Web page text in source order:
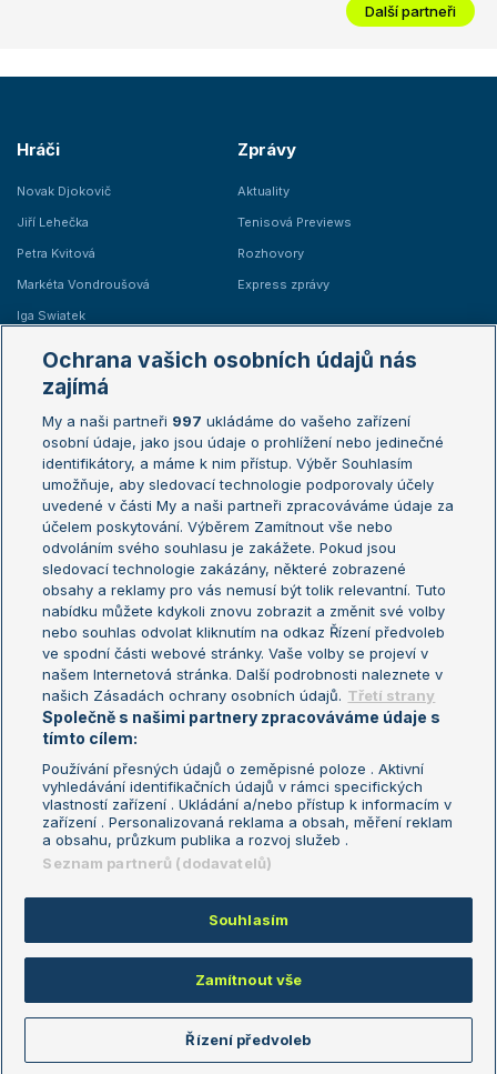
Další partneři
Hráči
Novak Djokovič
Jiří Lehečka
Petra Kvitová
Markéta Vondroušová
Iga Swiatek
Zprávy
Aktuality
Tenisová Previews
Rozhovory
Express zprávy
Žebříčky
Žebříček ATP (muži)
Žebříček WTA (ženy)
Sázkařský žebříček
Australian Open
French Open
Wimbledon
US Open
Turnaj mistrů
Turnaj mistryň
Aktualní trendy
Fotbalové přestupy
Livesport Daily
LS Prague Open
Podmínky užití
Nastavení soukromí
GDPR a žurnalistika
Reklama
Kontakt
Informace o zpracování osobních
údajů
Copyright © 2008-2026 TenisPortal.cz. Využíváme zpravodajství ČTK.
Ochrana vašich osobních údajů nás
zajímá
My a naši partneři 997 ukládáme do vašeho zařízení
osobní údaje, jako jsou údaje o prohlížení nebo jedinečné
identifikátory, a máme k nim přístup. Výběr Souhlasím
umožňuje, aby sledovací technologie podporovaly účely
uvedené v části My a naši partneři zpracováváme údaje za
účelem poskytování. Výběrem Zamítnout vše nebo
odvoláním svého souhlasu je zakážete. Pokud jsou
sledovací technologie zakázány, některé zobrazené
obsahy a reklamy pro vás nemusí být tolik relevantní. Tuto
nabídku můžete kdykoli znovu zobrazit a změnit své volby
nebo souhlas odvolat kliknutím na odkaz Řízení předvoleb
ve spodní části webové stránky. Vaše volby se projeví v
našem Internetová stránka. Další podrobnosti naleznete v
našich Zásadách ochrany osobních údajů. Třetí strany
Společně s našimi partnery zpracováváme údaje s
tímto cílem:
Používání přesných údajů o zeměpisné poloze . Aktivní
vyhledávání identifikačních údajů v rámci specifických
vlastností zařízení . Ukládání a/nebo přístup k informacím v
zařízení . Personalizovaná reklama a obsah, měření reklam
a obsahu, průzkum publika a rozvoj služeb .
Seznam partnerů (dodavatelů)
Souhlasím
Zamítnout vše
Řízení předvoleb